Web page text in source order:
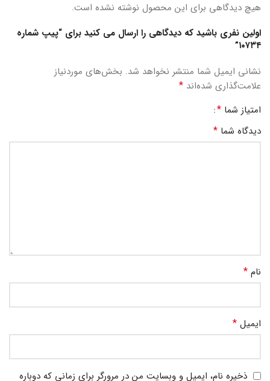
هیچ دیدگاهی برای این محصول نوشته نشده است.
اولین نفری باشید که دیدگاهی را ارسال می کنید برای “پیپ شماره
۱۰۷۳۴”
نشانی ایمیل شما منتشر نخواهد شد. بخش‌های موردنیاز
علامت‌گذاری شده‌اند *
امتیاز شما *
دیدگاه شما *
نام *
ایمیل *
ذخیره نام، ایمیل و وبسایت من در مرورگر برای زمانی که دوباره